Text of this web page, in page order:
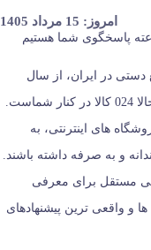
امروز: 15 مرداد 1405
دستی در ایران، از سال
1396 با وب سایت (مس زنجان) شروع کردیم و حالا 024 کالا در کنار شماست.
های اینترنتی، به
و به‌ صرفه داشته باشند.
مستقل برای معرفی
و واقعی‌ ترین پیشنهادهای